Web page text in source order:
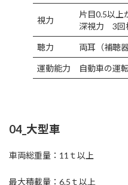
視力
片目0.5以上
深視力 3回
聴力 両耳（補聴
運動能力 自動車の運
04_大型車
車両総重量：11ｔ以上
最大積載量：6.5ｔ以上